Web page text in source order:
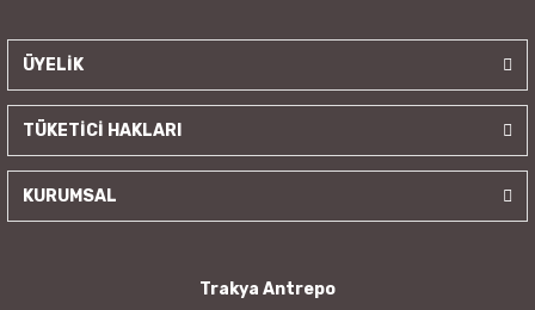
ÜYELİK
TÜKETİCİ HAKLARI
KURUMSAL
Trakya Antrepo